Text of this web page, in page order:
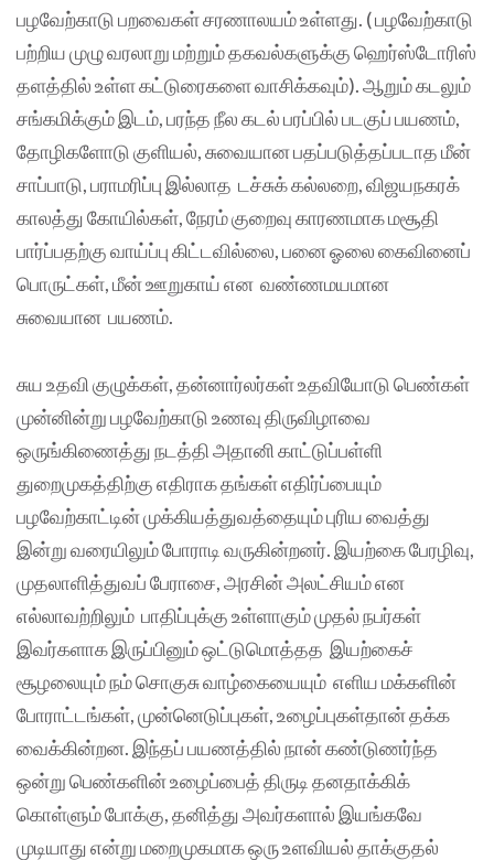
பழவேற்காடு பறவைகள் சரணாலயம் உள்ளது. ( பழவேற்காடு
பற்றிய முழு வரலாறு மற்றும் தகவல்களுக்கு ஹெர்ஸ்டோரிஸ்
தளத்தில் உள்ள கட்டுரைகளை வாசிக்கவும்). ஆறும் கடலும்
சங்கமிக்கும் இடம், பரந்த நீல கடல் பரப்பில் படகுப் பயணம்,
தோழிகளோடு குளியல், சுவையான பதப்படுத்தப்படாத மீன்
சாப்பாடு, பராமரிப்பு இல்லாத டச்சுக் கல்லறை, விஜயநகரக்
காலத்து கோயில்கள், நேரம் குறைவு காரணமாக மசூதி
பார்ப்பதற்கு வாய்ப்பு கிட்டவில்லை, பனை ஓலை கைவினைப்
பொருட்கள், மீன் ஊறுகாய் என வண்ணமயமான
சுவையான பயணம்.
சுய உதவி குழுக்கள், தன்னார்லர்கள் உதவியோடு பெண்கள்
முன்னின்று பழவேற்காடு உணவு திருவிழாவை
ஒருங்கிணைத்து நடத்தி அதானி காட்டுப்பள்ளி
துறைமுகத்திற்கு எதிராக தங்கள் எதிர்ப்பையும்
பழவேற்காட்டின் முக்கியத்துவத்தையும் புரிய வைத்து
இன்று வரையிலும் போராடி வருகின்றனர். இயற்கை பேரழிவு,
முதலாளித்துவப் பேராசை, அரசின் அலட்சியம் என
எல்லாவற்றிலும் பாதிப்புக்கு உள்ளாகும் முதல் நபர்கள்
இவர்களாக இருப்பினும் ஒட்டுமொத்தத இயற்கைச்
சூழலையும் நம் சொகுசு வாழ்கையையும் எளிய மக்களின்
போராட்டங்கள், முன்னெடுப்புகள், உழைப்புகள்தான் தக்க
வைக்கின்றன. இந்தப் பயணத்தில் நான் கண்டுணர்ந்த
ஒன்று பெண்களின் உழைப்பைத் திருடி தனதாக்கிக்
கொள்ளும் போக்கு, தனித்து அவர்களால் இயங்கவே
முடியாது என்று மறைமுகமாக ஒரு உளவியல் தாக்குதல்